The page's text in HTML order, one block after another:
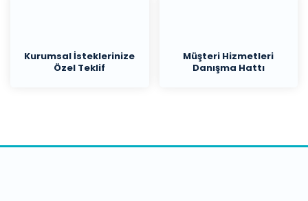
Kurumsal İsteklerinize
Özel Teklif
Müşteri Hizmetleri
Danışma Hattı